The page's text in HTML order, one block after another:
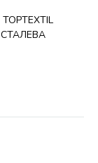
TOPTEXTIL
СТАЛЕВА